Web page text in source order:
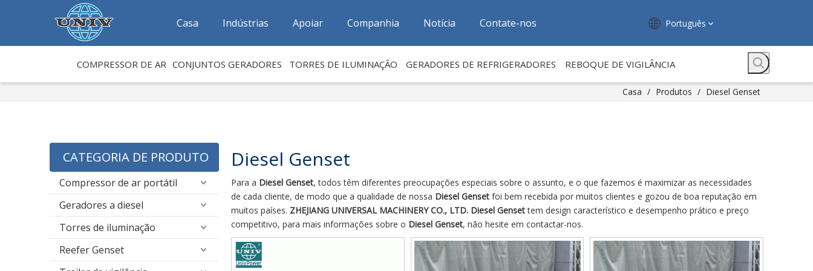
Casa Indústrias Apoiar Companhia Notícia Contate-nos Português
COMPRESSOR DE AR CONJUNTOS GERADORES TORRES DE ILUMINAÇÃO GERADORES DE REFRIGERADORES REBOQUE DE VIGILÂNCIA
Casa / Produtos / Diesel Genset
CATEGORIA DE PRODUTO
Compressor de ar portátil
Geradores a diesel
Torres de iluminação
Reefer Genset
Diesel Genset
Para a Diesel Genset, todos têm diferentes preocupações especiais sobre o assunto, e o que fazemos é maximizar as necessidades
de cada cliente, de modo que a qualidade de nossa Diesel Genset foi bem recebida por muitos clientes e gozou de boa reputação em
muitos países. ZHEJIANG UNIVERSAL MACHINERY CO., LTD. Diesel Gensettem design característico e desempenho prático e preço
competitivo, para mais informações sobre o Diesel Genset, não hesite em contactar-nos.